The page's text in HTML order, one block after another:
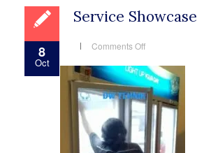
8
Oct
Service Showcase
Comments Offon